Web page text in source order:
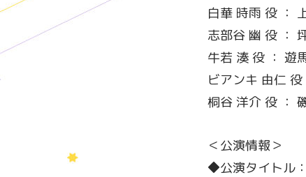
白華 時雨 役 ：
志部谷 幽 役 ：
牛若 湊 役 ： 遊
ビアンキ 由仁
桐谷 洋介 役 ：
＜公演情報＞
◆公演タイトル：